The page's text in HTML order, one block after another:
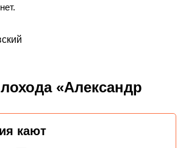
«Александр
кают